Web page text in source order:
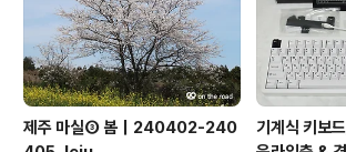
제주 마실③ 봄｜240402-240
기계식 키보